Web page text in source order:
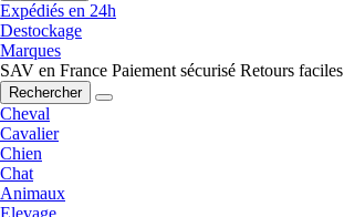
Expédiés en 24h
Destockage
Marques
SAV en France Paiement sécurisé Retours faciles
Rechercher
Cheval
Cavalier
Chien
Chat
Animaux